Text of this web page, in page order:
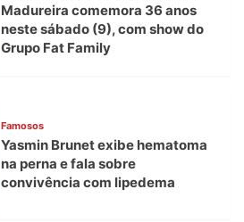
Madureira comemora 36 anos
neste sábado (9), com show do
Grupo Fat Family
Famosos
Yasmin Brunet exibe hematoma
na perna e fala sobre
convivência com lipedema